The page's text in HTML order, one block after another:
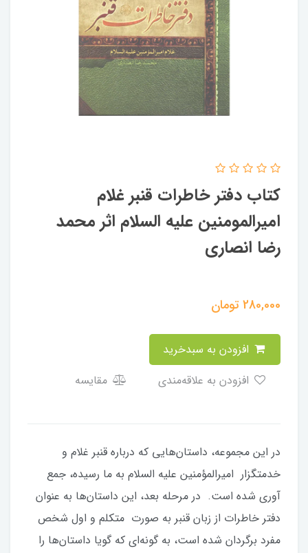
کتاب دفتر خاطرات قنبر غلام
امیرالمومنین علیه السلام اثر محمد
رضا انصاری
280,000تومان
مقایسه
در این مجموعه، داستان‌هایی که درباره قنبر غلام و
خدمتگزار امیرالمؤمنین‌ علیه السلام به ما رسیده، جمع
آوری شده است. در مرحله بعد، این داستان‌ها به عنوان
دفتر خاطرات از زبان قنبر به صورت متکلم و اول شخص
مفرد برگردان شده است، به گونه‌ای که گویا داستان‌ها را